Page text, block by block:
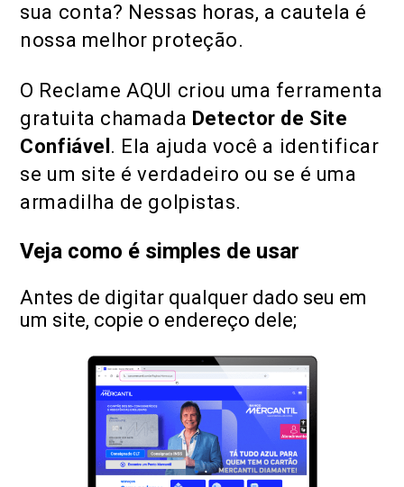
sua conta? Nessas horas, a cautela é
nossa melhor proteção.
O Reclame AQUI criou uma ferramenta
gratuita chamada Detector de Site
Confiável . Ela ajuda você a identificar
se um site é verdadeiro ou se é uma
armadilha de golpistas.
Veja como é simples de usar
Antes de digitar qualquer dado seu em
um site, copie o endereço dele;